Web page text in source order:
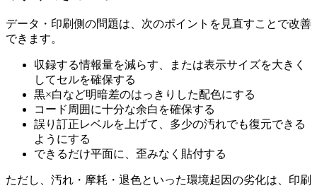
データ・印刷側の問題は、次のポイントを見直すことで改善
できます。
収録する情報量を減らす、または表示サイズを大きく
してセルを確保する
黒×白など明暗差のはっきりした配色にする
コード周囲に十分な余白を確保する
誤り訂正レベルを上げて、多少の汚れでも復元できる
ようにする
できるだけ平面に、歪みなく貼付する
ただし、汚れ・摩耗・退色といった環境起因の劣化は、印刷